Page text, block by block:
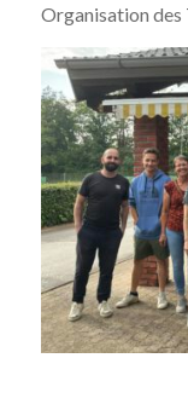
Organisation des